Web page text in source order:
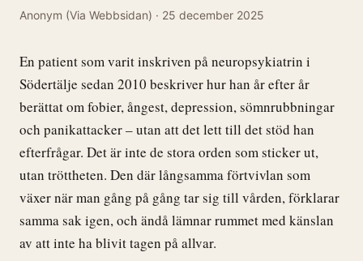
Anonym (Via Webbsidan) · 25 december 2025
En patient som varit inskriven på neuropsykiatrin i
Södertälje sedan 2010 beskriver hur han år efter år
berättat om fobier, ångest, depression, sömnrubbningar
och panikattacker – utan att det lett till det stöd han
efterfrågar. Det är inte de stora orden som sticker ut,
utan tröttheten. Den där långsamma förtvivlan som
växer när man gång på gång tar sig till vården, förklarar
samma sak igen, och ändå lämnar rummet med känslan
av att inte ha blivit tagen på allvar.